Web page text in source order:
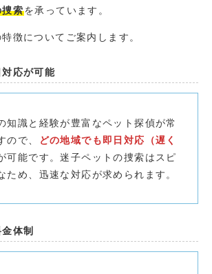
捜索を承っています。
徴についてご案内します。
応が可能
知識と経験が豊富なペット探偵が常
ので、
どの地域でも即日対応（遅く
可能です。迷子ペットの捜索はスピ
ため、迅速な対応が求められます。
体制